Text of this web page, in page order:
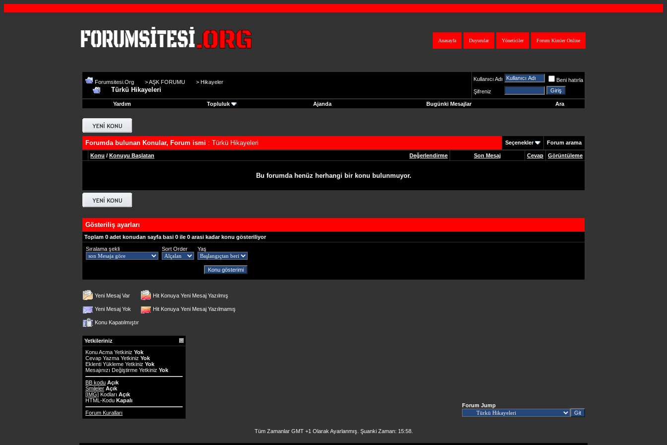
Forum Kimler Online
Yöneticiler
Duyurular
Anasayfa
Forumsitesi.Org >AŞK FORUMU > Hikayeler
Türkü Hikayeleri
Kullanıcı Adı
Beni hatırla
Şifreniz
Yardım Topluluk Ajanda Bugünki Mesajlar Ara
Forumda bulunan Konular, Forum ismi : Türkü Hikayeleri Seçenekler Forum arama
Değerlendirme
Konu / Konuyu Başlatan Son Mesaj Cevap Görüntüleme
Bu forumda henüz herhangi bir konu bulunmuyor.
Gösteriliş ayarları
Toplam 0 adet konudan sayfa basi 0 ile 0 arasi kadar konu gösteriliyor
Sıralama şekli
Sort Order Yaş
Yeni Mesaj Var Hit Konuya Yeni Mesaj Yazılmış
Yeni Mesaj Yok Hit Konuya Yeni Mesaj Yazılmamış
Konu Kapatılmıştır
Yetkileriniz
Konu Acma Yetkiniz Yok
Cevap Yazma Yetkiniz Yok
Eklenti Yükleme Yetkiniz Yok
Mesajınızı Değiştirme Yetkiniz Yok
BB kodu Açık
Smileler Açık
[IMG] Kodları Açık
HTML-Kodu Kapalı
Forum Kuralları
Forum Jump
Tüm Zamanlar GMT +1 Olarak Ayarlanmış. Şuanki Zaman: 15:58.